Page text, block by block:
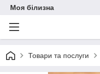
Моя білизна
Товари та послуги